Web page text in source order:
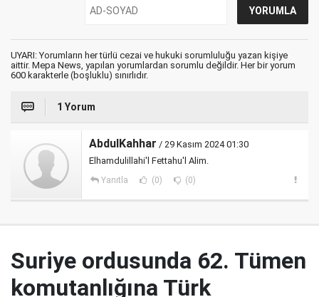
UYARI: Yorumların her türlü cezai ve hukuki sorumluluğu yazan kişiye
aittir. Mepa News, yapılan yorumlardan sorumlu değildir. Her bir yorum
600 karakterle (boşluklu) sınırlıdır.
1 Yorum
AbdulKahhar / 29 Kasım 2024 01:30
Elhamdulillahi'l Fettahu'l Alim.
Yanıtla (0) (0)
Suriye ordusunda 62. Tümen
komutanlığına Türk